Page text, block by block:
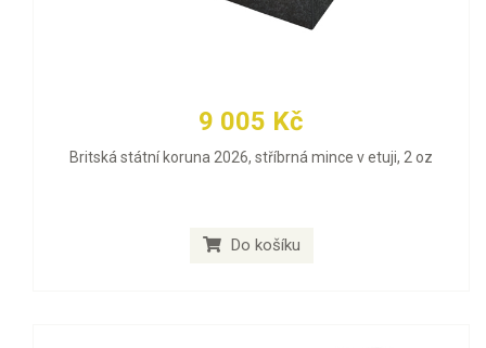
9 005 Kč
Britská státní koruna 2026, stříbrná mince v etuji, 2 oz
Do košíku